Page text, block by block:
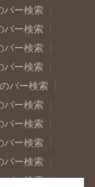
バー検索
バー検索
バー検索
バー検索
バー検索
バー検索
バー検索
バー検索
バー検索
バー検索